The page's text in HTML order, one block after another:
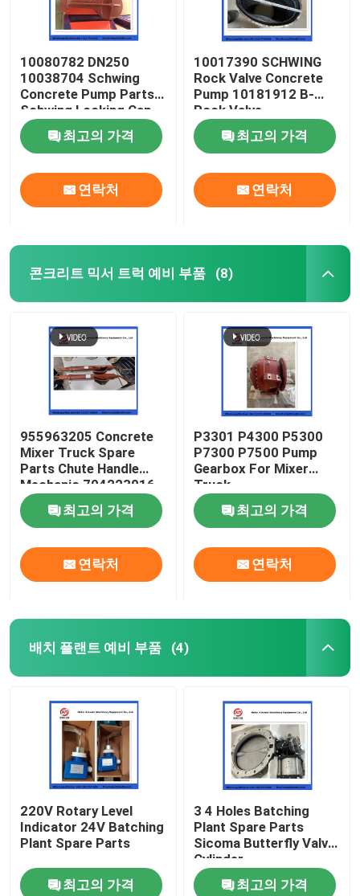
10080782 DN250
10038704 Schwing
Concrete Pump Parts
Schwing Locking Cap
최고의 가격
연락처
10017390 SCHWING
Rock Valve Concrete
Pump 10181912 B-
Rock Valve
220/180/10059467
210/180최고의 가격
연락처
콘크리트 믹서 트럭 예비 부품 (8)
955963205 Concrete
Mixer Truck Spare
Parts Chute Handle
Mechanic 704223016
최고의 가격
연락처
P3301 P4300 P5300
P7300 P7500 Pump
Gearbox For Mixer
Truck
최고의 가격
연락처
배치 플랜트 예비 부품 (4)
220V Rotary Level
Indicator 24V Batching
Plant Spare Parts
최고의 가격
3 4 Holes Batching
Plant Spare Parts
Sicoma Butterfly Valve
Cylinder
Electropneumatic
Actuator Cylinder
최고의 가격